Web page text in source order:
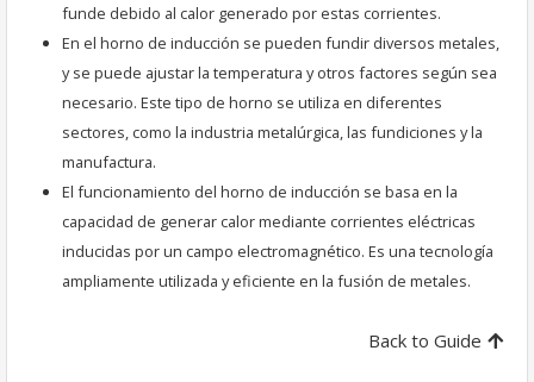
funde debido al calor generado por estas corrientes.
En el horno de inducción se pueden fundir diversos metales,
y se puede ajustar la temperatura y otros factores según sea
necesario. Este tipo de horno se utiliza en diferentes
sectores, como la industria metalúrgica, las fundiciones y la
manufactura.
El funcionamiento del horno de inducción se basa en la
capacidad de generar calor mediante corrientes eléctricas
inducidas por un campo electromagnético. Es una tecnología
ampliamente utilizada y eficiente en la fusión de metales.
Back to Guide